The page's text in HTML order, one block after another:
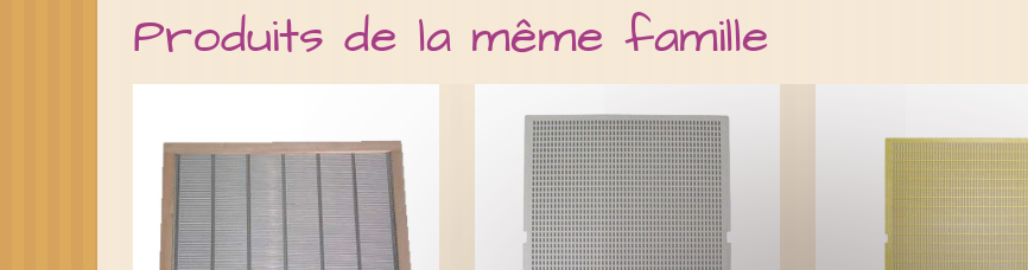
Produits de la même famille